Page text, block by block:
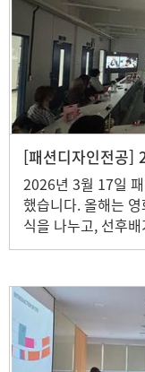
[패션디자인전공]
2026년 3월 17일
했습니다. 올해는
식을 나누고, 선후
니다. 함께해 주신